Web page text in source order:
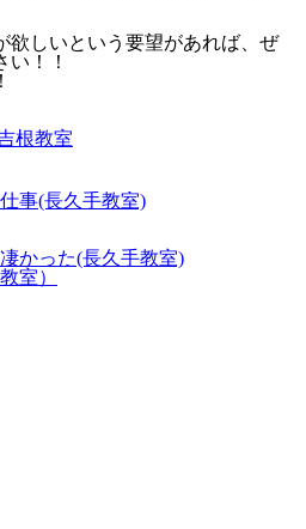
欲しいという要望があれば、ぜ
！！
根教室
事(長久手教室)
かった(長久手教室)
室）